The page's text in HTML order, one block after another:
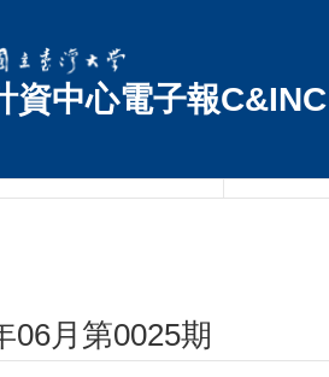
資中心電子報
06月第0025期